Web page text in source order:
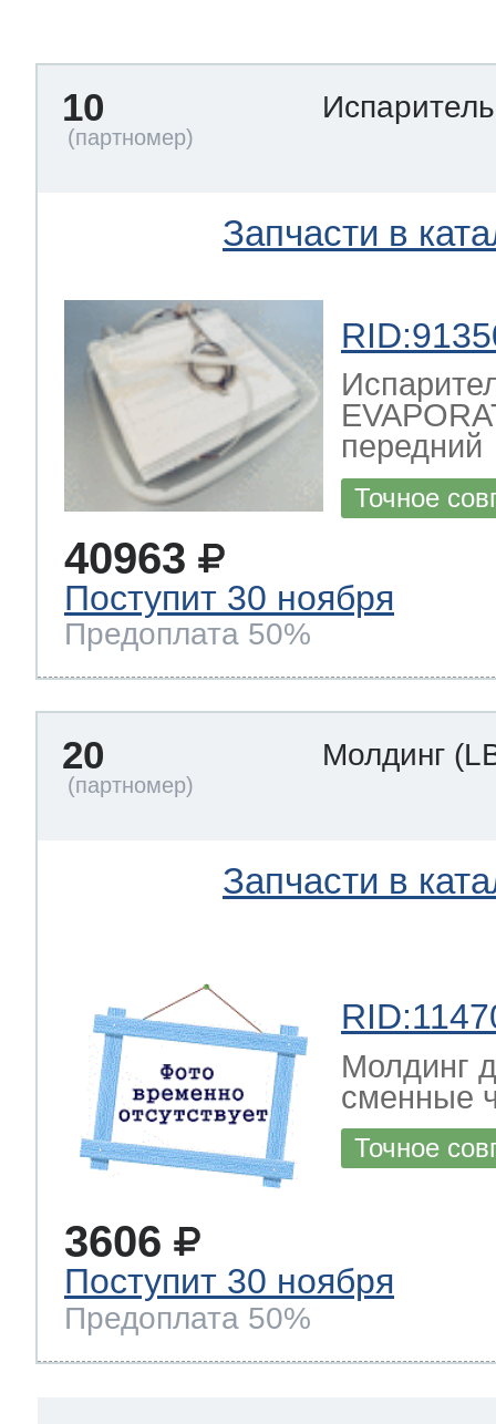
холод.камер
10
Запчасти в
передний
Точное
40963
Поступит 30 ноября
Предоплата 50%
20 Молдинг
Запчасти в
Молдинг
сменные
Точное
3606
Поступит 30 ноября
Предоплата 50%